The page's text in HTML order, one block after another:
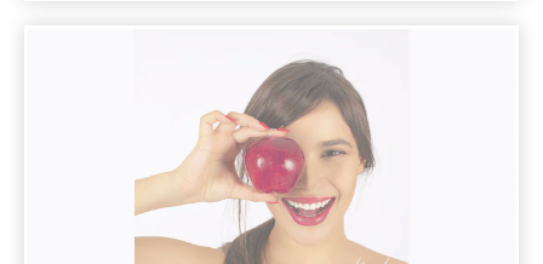
ARMENIAN MASTERS - CLAY MAKER LEVON
HOVHANNISYAN